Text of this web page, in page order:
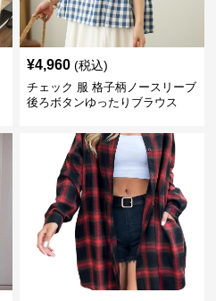
¥4,960 (税込)
チェック 服 格子柄ノースリーブ
後ろボタンゆったりブラウス